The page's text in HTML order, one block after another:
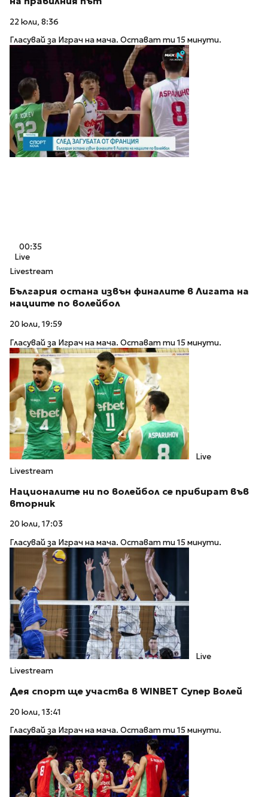
22 юли, 8:36
Гласувай за Играч на мача. Остават ти 15 минути.
00:35
Live
Livestream
България остана извън финалите в Лигата на
нациите по волейбол
20 юли, 19:59
Гласувай за Играч на мача. Остават ти 15 минути.
Live
Livestream
Националите ни по волейбол се прибират във
вторник
20 юли, 17:03
Гласувай за Играч на мача. Остават ти 15 минути.
Live
Livestream
Дея спорт ще участва в WINBET Супер Волей
20 юли, 13:41
Гласувай за Играч на мача. Остават ти 15 минути.